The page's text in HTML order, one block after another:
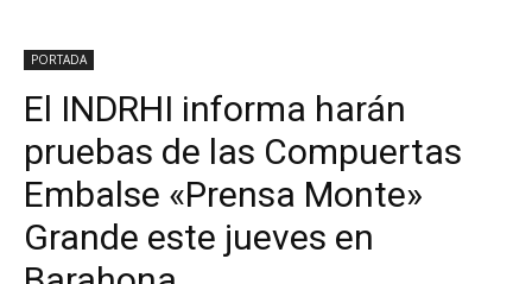
PORTADA
El INDRHI informa harán
pruebas de las Compuertas
Embalse «Prensa Monte»
Grande este jueves en